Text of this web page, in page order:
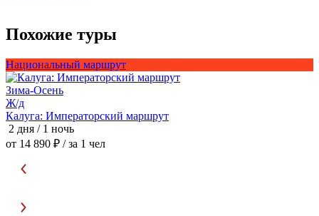
Похожие туры
Национальный маршрут
Зима-Осень
Ж/д
Калуга: Императорский маршрут
2 дня / 1 ночь
от 14 890 ₽ / за 1 чел